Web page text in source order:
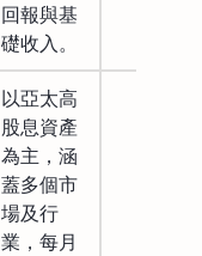
回報與基
礎收入。
以亞太高
股息資產
為主，涵
蓋多個市
場及行
業，每月